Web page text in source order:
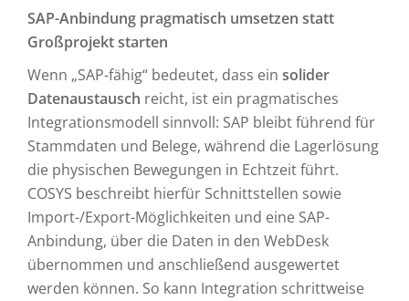
SAP-Anbindung pragmatisch umsetzen statt
Großprojekt starten
Wenn „SAP-fähig“ bedeutet, dass ein solider
Datenaustausch reicht, ist ein pragmatisches
Integrationsmodell sinnvoll: SAP bleibt führend für
Stammdaten und Belege, während die Lagerlösung
die physischen Bewegungen in Echtzeit führt.
COSYS beschreibt hierfür Schnittstellen sowie
Import-/Export-Möglichkeiten und eine SAP-
Anbindung, über die Daten in den WebDesk
übernommen und anschließend ausgewertet
werden können. So kann Integration schrittweise